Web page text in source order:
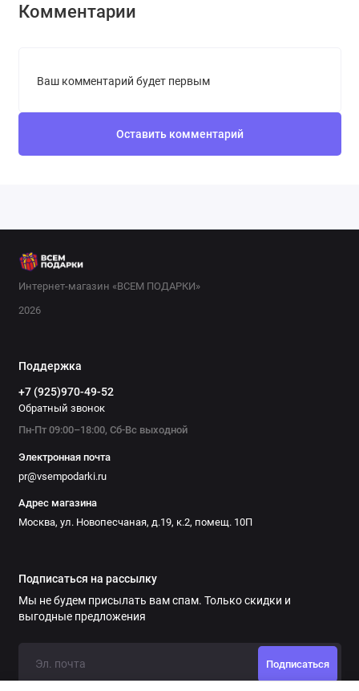
Комментарии
Ваш комментарий будет первым
Оставить комментарий
Интернет-магазин «ВСЕМ ПОДАРКИ»
2026
Поддержка
+7 (925)970-49-52
Обратный звонок
Пн-Пт 09:00–18:00, Сб-Вс выходной
Электронная почта
pr@vsempodarki.ru
Адрес магазина
Москва, ул. Новопесчаная, д.19, к.2, помещ. 10П
Подписаться на рассылку
Мы не будем присылать вам спам. Только скидки и
выгодные предложения
Подписаться